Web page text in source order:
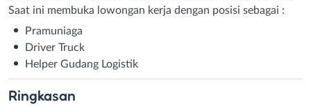
Saat ini membuka lowongan kerja dengan posisi sebagai :
Pramuniaga
Driver Truck
Helper Gudang Logistik
Ringkasan